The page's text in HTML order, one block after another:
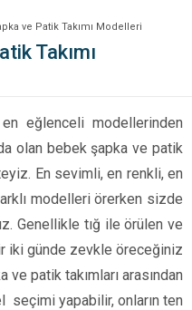
ve Patik Takımı Modelleri
Takımı
eğlenceli modellerinden
olan bebek şapka ve patik
En sevimli, en renkli, en
modelleri örerken sizde
Genellikle tığ ile örülen ve
iki günde zevkle öreceğiniz
patik takımları arasından
seçimi yapabilir, onların ten